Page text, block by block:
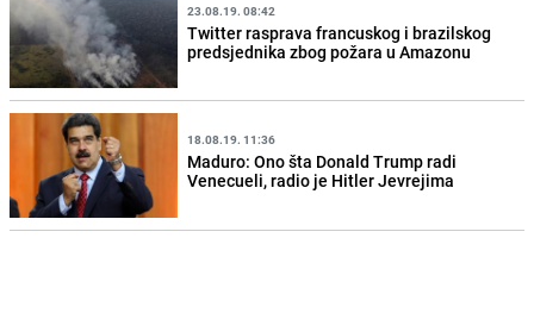
23.08.19. 08:42
Twitter rasprava francuskog i brazilskog
predsjednika zbog požara u Amazonu
18.08.19. 11:36
Maduro: Ono šta Donald Trump radi
Venecueli, radio je Hitler Jevrejima